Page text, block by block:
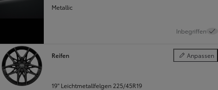
Metallic
Inbegriffen
Reifen Anpassen
Reifen
19'' Leichtmetallfelgen 225/45R19